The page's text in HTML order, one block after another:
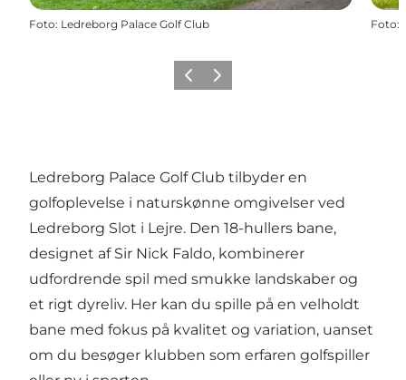
Foto: Ledreborg Palace Golf Club Foto:
Forrige billede
Næste billede
Ledreborg Palace Golf Club tilbyder en
golfoplevelse i naturskønne omgivelser ved
Ledreborg Slot i Lejre. Den 18-hullers bane,
designet af Sir Nick Faldo, kombinerer
udfordrende spil med smukke landskaber og
et rigt dyreliv. Her kan du spille på en velholdt
bane med fokus på kvalitet og variation, uanset
om du besøger klubben som erfaren golfspiller